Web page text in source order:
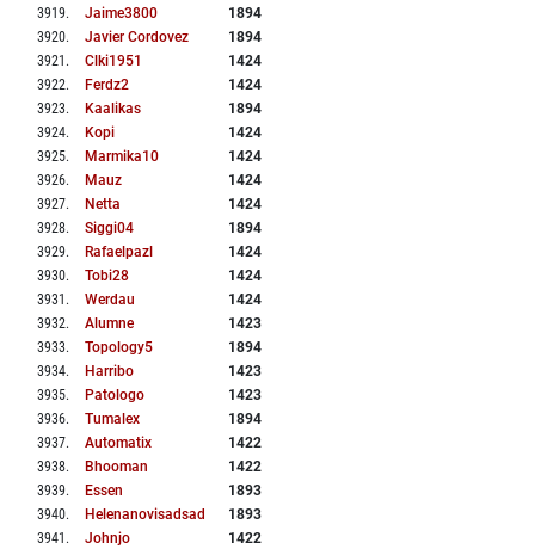
3919. Jaime3800
1894
3920. Javier Cordovez
1894
3921 . Clki1951
1424
3922. Ferdz2
1424
3923. Kaalikas
1894
3924. Kopi
1424
3925. Marmika10
1424
3926. Mauz
1424
3927. Netta
1424
3928. Siggi04
1894
3929. Rafaelpazl
1424
3930. Tobi28
1424
3931 . Werdau
1424
3932. Alumne
1423
3933. Topology5
1894
3934. Harribo
1423
3935. Patologo
1423
3936. Tumalex
1894
3937. Automatix
1422
3938. Bhooman
1422
3939. Essen
1893
3940. Helenanovisadsad
1893
3941 . Johnjo
1422